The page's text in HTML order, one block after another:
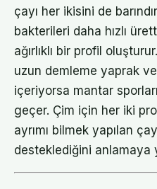
çayı her ikisini de
bakterileri daha hızlı
ağırlıklı bir profil
uzun demleme yaprak
içeriyorsa mantar
geçer. Çim için her iki
ayrımı bilmek yapılan
desteklediğini anlamaya